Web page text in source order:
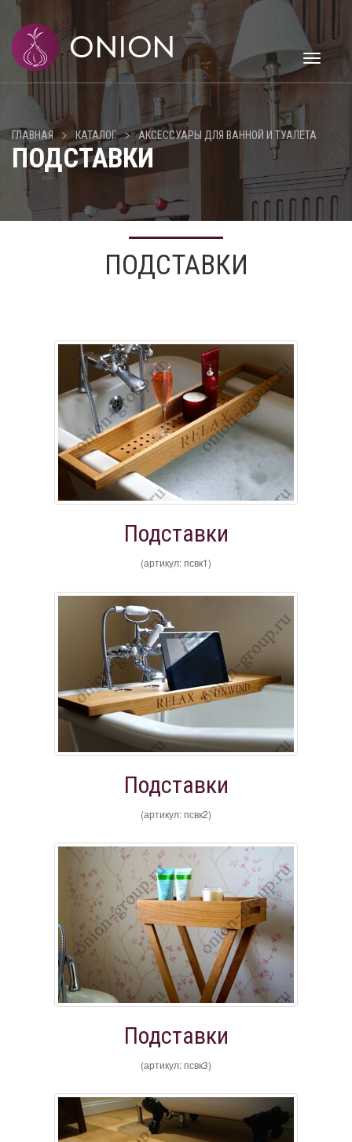
Toggle
ГЛАВНАЯ > КАТАЛОГ > АКСЕССУАРЫ ДЛЯ ВАННОЙ И ТУАЛЕТА
ПОДСТАВКИ
ПОДСТАВКИ
Подставки
(артикул: псвк1)
Подставки
(артикул: псвк2)
Подставки
(артикул: псвк3)